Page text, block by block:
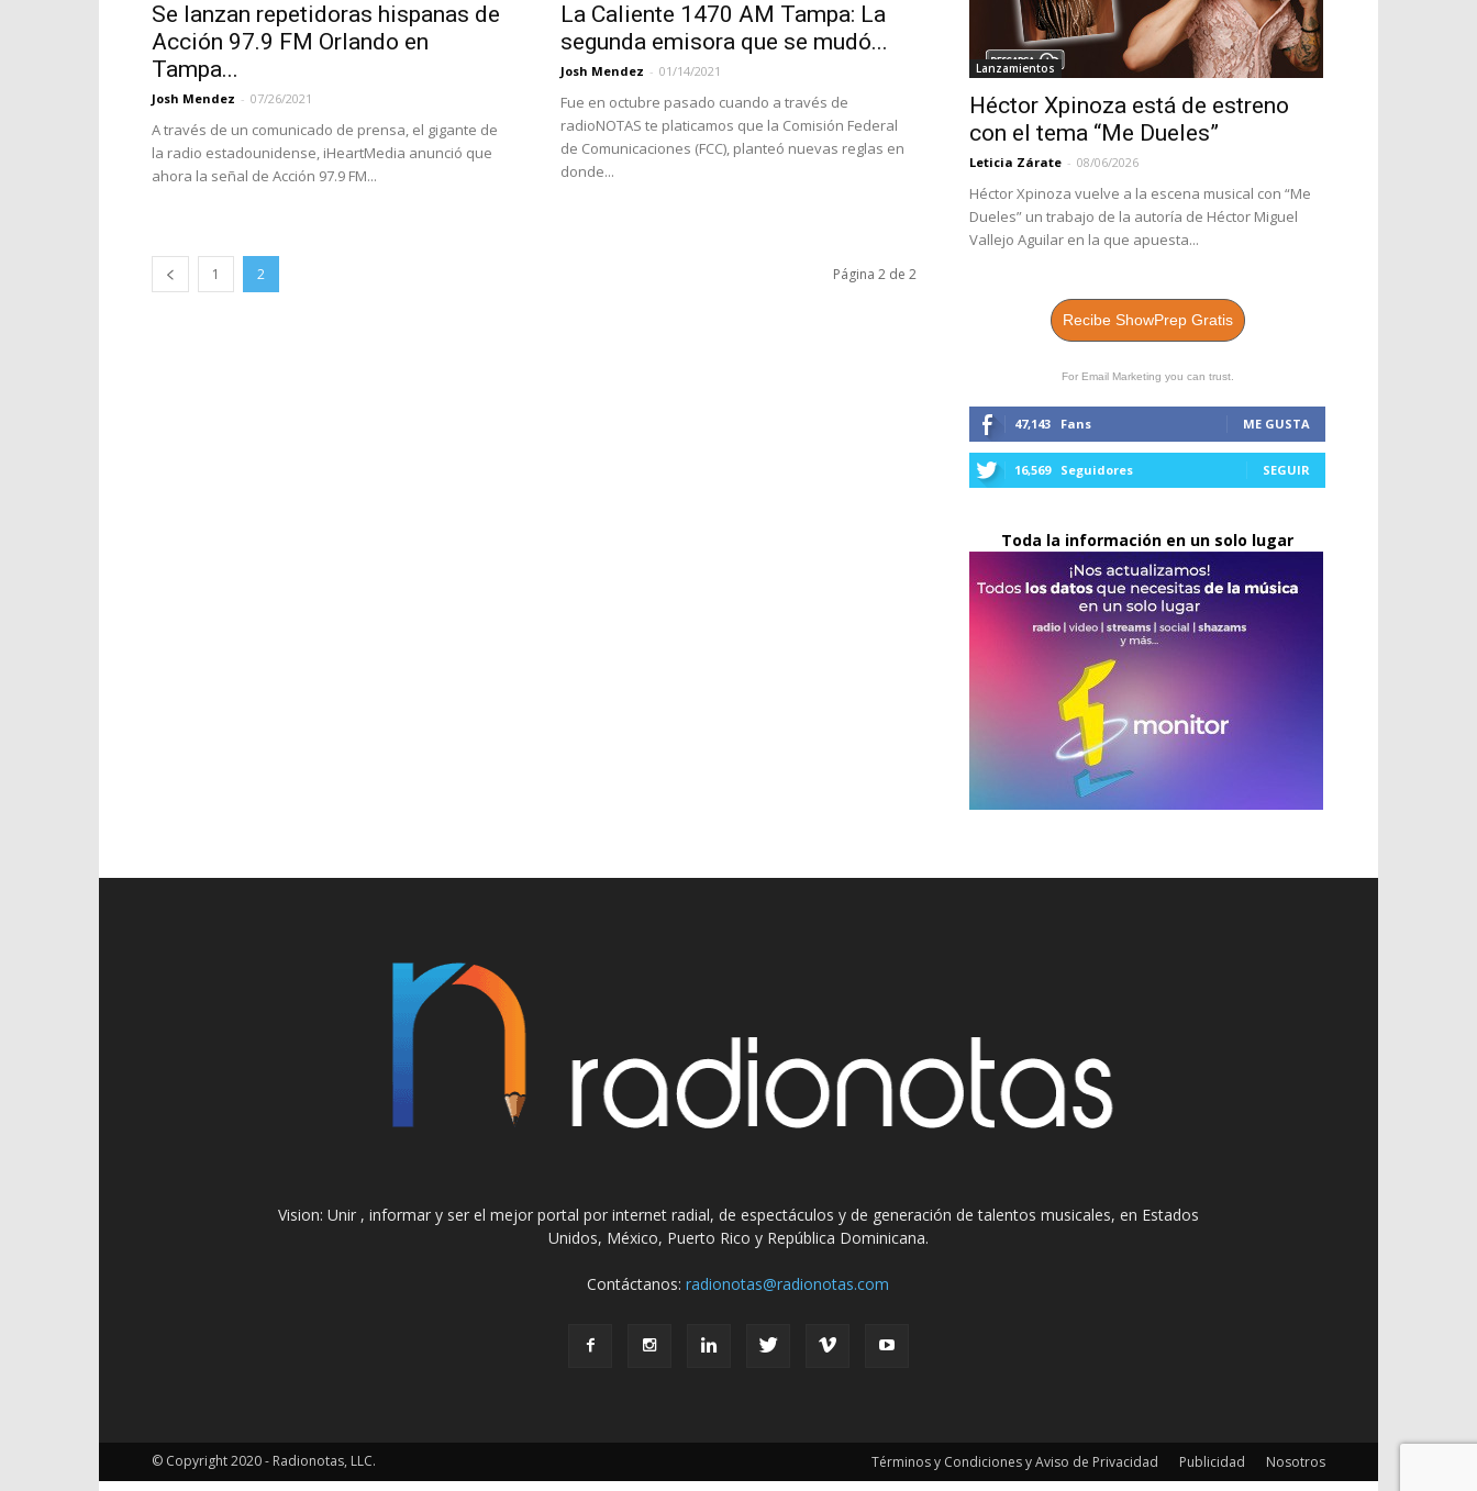
Se lanzan repetidoras hispanas de
Acción 97.9 FM Orlando en
Tampa...
Josh Mendez - 07/26/2021
A través de un comunicado de prensa, el gigante de
la radio estadounidense, iHeartMedia anunció que
ahora la señal de Acción 97.9 FM...
La Caliente 1470 AM Tampa: La
segunda emisora que se mudó...
Josh Mendez - 01/14/2021
Fue en octubre pasado cuando a través de
radioNOTAS te platicamos que la Comisión Federal
de Comunicaciones (FCC), planteó nuevas reglas en
donde...
1 2 Página 2 de 2
Lanzamientos
Héctor Xpinoza está de estreno
con el tema “Me Dueles”
Leticia Zárate - 08/06/2026
Héctor Xpinoza vuelve a la escena musical con “Me
Dueles” un trabajo de la autoría de Héctor Miguel
Vallejo Aguilar en la que apuesta...
Recibe ShowPrep Gratis
For Email Marketing you can trust.
47,143 Fans ME GUSTA
16,569 Seguidores SEGUIR
Toda la información en un solo lugar
Vision: Unir , informar y ser el mejor portal por internet radial, de espectáculos y de generación de talentos musicales, en Estados
Unidos, México, Puerto Rico y República Dominicana.
Contáctanos:radionotas@radionotas.com
Términos y Condiciones y Aviso de Privacidad Publicidad Nosotros
© Copyright 2020 - Radionotas, LLC.